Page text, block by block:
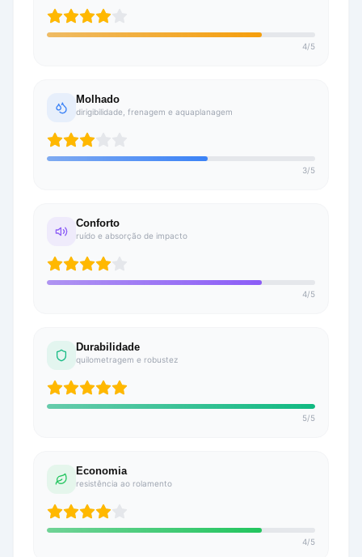
4/5
Molhado
dirigibilidade, frenagem e aquaplanagem
3/5
Conforto
ruído e absorção de impacto
4/5
Durabilidade
quilometragem e robustez
5/5
Economia
resistência ao rolamento
4/5